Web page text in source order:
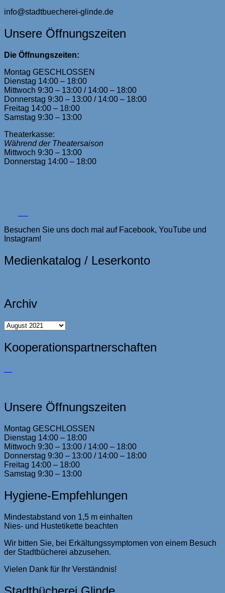
info@stadtbuecherei-glinde.de
Unsere Öffnungszeiten
Die Öffnungszeiten:
Montag GESCHLOSSEN
Dienstag 14:00 – 18:00
Mittwoch 9:30 – 13:00 / 14:00 – 18:00
Donnerstag 9:30 – 13:00 / 14:00 – 18:00
Freitag 14:00 – 18:00
Samstag 9:30 – 13:00
Theaterkasse:
Während der Theatersaison
Mittwoch 9:30 – 13:00
Donnerstag 14:00 – 18:00
Besuchen Sie uns doch mal auf Facebook, YouTube und
Instagram!
Medienkatalog / Leserkonto
Archiv
Archiv
Kooperationspartnerschaften
Unsere Öffnungszeiten
Montag GESCHLOSSEN
Dienstag 14:00 – 18:00
Mittwoch 9:30 – 13:00 / 14:00 – 18:00
Donnerstag 9:30 – 13:00 / 14:00 – 18:00
Freitag 14:00 – 18:00
Samstag 9:30 – 13:00
Hygiene-Empfehlungen
Mindestabstand von 1,5 m einhalten
Nies- und Hustetikette beachten
Wir bitten Sie, bei Erkältungssymptomen von einem Besuch
der Stadtbücherei abzusehen.
Vielen Dank für Ihr Verständnis!